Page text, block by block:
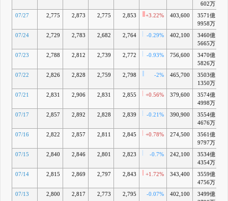
602万
07/27 2,775 2,873 2,775 2,853 +3.22% 403,600
3571億
9958万
07/24 2,729 2,783 2,682 2,764 -0.29% 402,100
3460億
5665万
07/23 2,788 2,812 2,739 2,772 -0.93% 756,600
3470億
5826万
07/22 2,826 2,828 2,759 2,798 -2% 465,700
3503億
1350万
07/21 2,831 2,906 2,831 2,855 +0.56% 379,600
3574億
4998万
07/17 2,857 2,892 2,828 2,839 -0.21% 390,900
3554億
4676万
07/16 2,822 2,857 2,811 2,845 +0.78% 274,500
3561億
9797万
07/15 2,840 2,846 2,801 2,823 -0.7% 242,100
3534億
4354万
07/14 2,815 2,869 2,797 2,843 +1.72% 343,400
3559億
4756万
07/13 2,800 2,817 2,773 2,795 -0.07% 402,100
3499億